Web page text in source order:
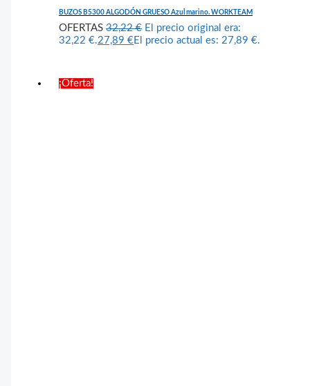
BUZOS B5300 ALGODÓN GRUESO Azul marino. WORKTEAM
OFERTAS32,22€ El precio original era:
32,22 €.27,89€El precio actual es: 27,89 €.
¡Oferta!